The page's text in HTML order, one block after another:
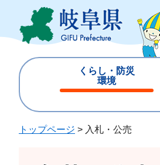
ジ
ュ
くらし・防災
環境
じ
トップページ > 入札・公売